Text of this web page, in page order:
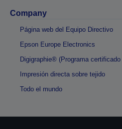
Company
Página web del Equipo Directivo
Epson Europe Electronics
Digigraphie® (Programa
Impresión directa sobre tejido
Todo el mundo